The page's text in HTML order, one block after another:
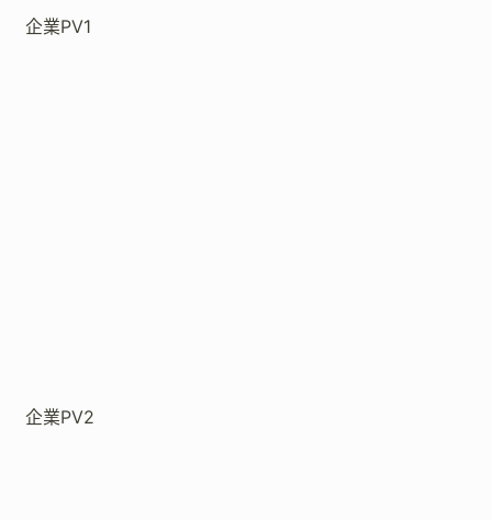
企業PV1
企業PV2